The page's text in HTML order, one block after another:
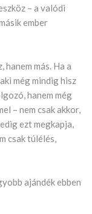
– a valódi
ember
más. Ha a
még mindig hisz
hanem még
– nem csak akkor,
ezt megkapja,
csak túlélés,
ajándék ebben